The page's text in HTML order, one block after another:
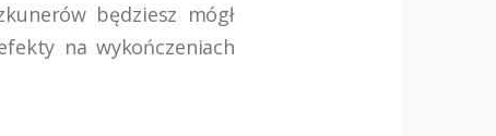
będziesz mógł
na wykończeniach